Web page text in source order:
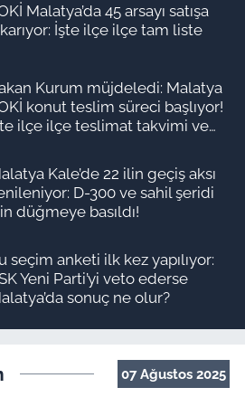
Malatya’da 45 arsayı satışa
İşte ilçe ilçe tam liste
Kurum müjdeledi: Malatya
konut teslim süreci başlıyor!
ilçe ilçe teslimat takvimi ve
Kale’de 22 ilin geçiş aksı
D-300 ve sahil şeridi
düğmeye basıldı!
seçim anketi ilk kez yapılıyor:
Yeni Parti’yi veto ederse
sonuç ne olur?
07 Ağustos 2025